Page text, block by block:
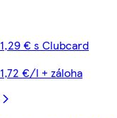
1,29 € s Clubcard
1,72 €/l + záloha